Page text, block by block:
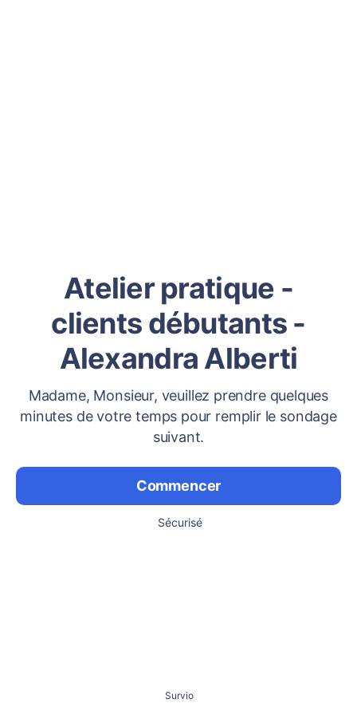
Atelier pratique -
clients débutants -
Alexandra Alberti
Madame, Monsieur, veuillez prendre quelques
minutes de votre temps pour remplir le sondage
suivant.
Commencer
Sécurisé
Survio